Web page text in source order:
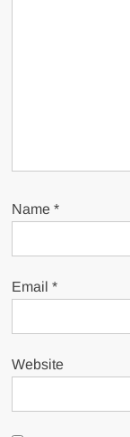
Name*
Email*
Website